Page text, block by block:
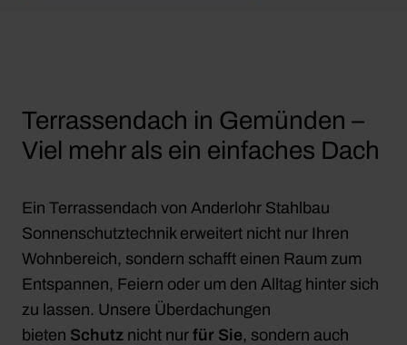
Terrassendach in Gemünden –
Viel mehr als ein einfaches Dach
Ein Terrassendach von Anderlohr Stahlbau
Sonnenschutztechnik erweitert nicht nur Ihren
Wohnbereich, sondern schafft einen Raum zum
Entspannen, Feiern oder um den Alltag hinter sich
zu lassen. Unsere Überdachungen
bieten Schutz nicht nur für Sie, sondern auch